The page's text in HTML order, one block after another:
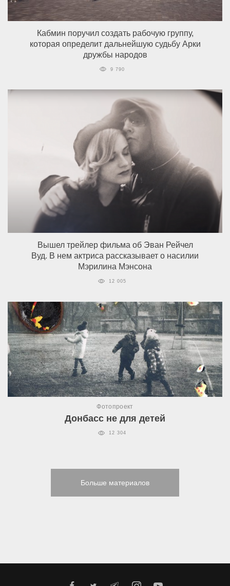
Кабмин поручил создать рабочую группу,
которая определит дальнейшую судьбу Арки
дружбы народов
9 790
Вышел трейлер фильма об Эван Рейчел
Вуд. В нем актриса рассказывает о насилии
Мэрилина Мэнсона
12 005
Фотопроект
Донбасс не для детей
12 304
Больше материалов